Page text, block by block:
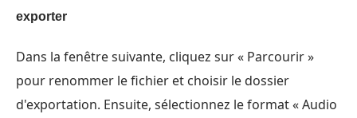
exporter
Dans la fenêtre suivante, cliquez sur « Parcourir »
pour renommer le fichier et choisir le dossier
d'exportation. Ensuite, sélectionnez le format « Audio